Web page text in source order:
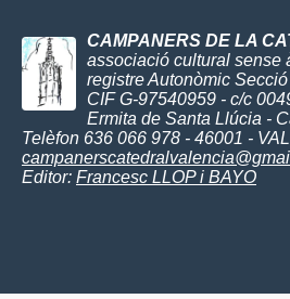
CAMPANERS DE LA
associació cultural sense
registre Autonòmic
CIF G-97540959 - c/c
Ermita de Santa Llúcia -
Telèfon 636 066 978 - 46001 -
Editor: Francesc LLOP i BAYO